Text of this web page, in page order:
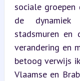
sociale
de
stadsmuren en
verandering en
betoog verwijs
Vlaamse en